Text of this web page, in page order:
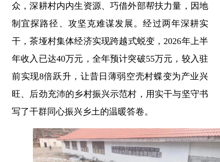
众，深耕村内内生资源、巧借外部帮扶力量，因地
制宜探路径、攻坚克难谋发展。经过两年深耕实
干，茶垭村集体经济实现跨越式蜕变， 2026年上半
年收入已达40万元，全年预计突破55万元，较入驻
前实现8倍跃升，让昔日薄弱空壳村蝶变为产业兴
旺、后劲充沛的乡村振兴示范村，用实干与坚守书
写了干群同心振兴乡土的温暖答卷。